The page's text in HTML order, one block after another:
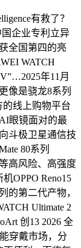
有救了？
企业专利立异
全国第四的亮
WATCH
年11月
像是骁龙8系列
线上购物平台
眼镜面对的最
斗极卫星通信技
80系列
高风险、高强度
OPPO Reno15
的第二代产物，
Ultimate 2
创13 2026 全
穿戴市场，分